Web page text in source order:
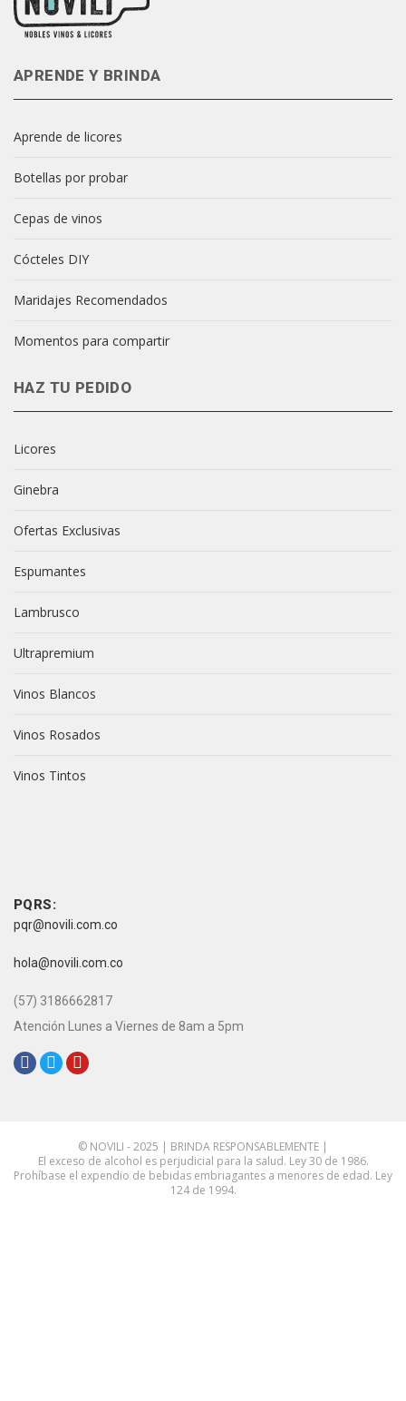
APRENDE Y BRINDA
Aprende de licores
Botellas por probar
Cepas de vinos
Cócteles DIY
Maridajes Recomendados
Momentos para compartir
HAZ TU PEDIDO
Licores
Ginebra
Ofertas Exclusivas
Espumantes
Lambrusco
Ultrapremium
Vinos Blancos
Vinos Rosados
Vinos Tintos
PQRS:
pqr@novili.com.co
hola@novili.com.co
(57) 3186662817
Atención Lunes a Viernes de 8am a 5pm
© NOVILI - 2025 | BRINDA RESPONSABLEMENTE |
El exceso de alcohol es perjudicial para la salud. Ley 30 de 1986.
Prohíbase el expendio de bebidas embriagantes a menores de edad. Ley
124 de 1994.